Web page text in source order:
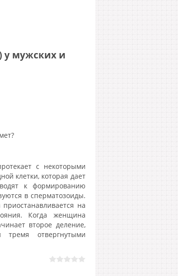
у мужских и
с некоторыми
клетки, которая дает
к формированию
в сперматозоиды.
на
Когда женщина
второе деление,
отвергнутыми